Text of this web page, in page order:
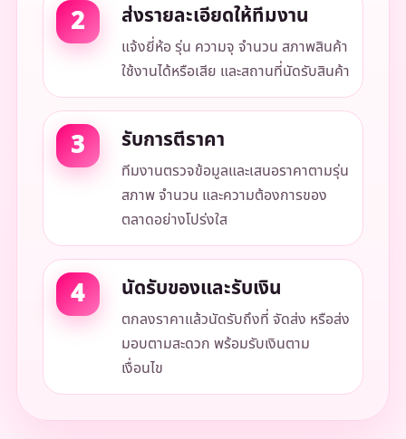
ส่งรายละเอียดให้ทีมงาน
แจ้งยี่ห้อ รุ่น ความจุ จำนวน สภาพสินค้า
ใช้งานได้หรือเสีย และสถานที่นัดรับสินค้า
รับการตีราคา
ทีมงานตรวจข้อมูลและเสนอราคาตามรุ่น
สภาพ จำนวน และความต้องการของ
ตลาดอย่างโปร่งใส
นัดรับของและรับเงิน
ตกลงราคาแล้วนัดรับถึงที่ จัดส่ง หรือส่ง
มอบตามสะดวก พร้อมรับเงินตาม
เงื่อนไข